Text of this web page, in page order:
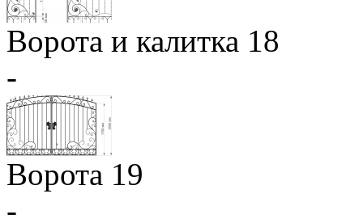
Ворота и калитка 18
-
Ворота 19
-